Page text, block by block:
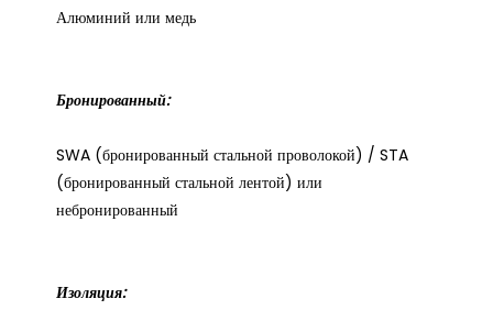
SWA (бронированный стальной проволокой) / STA
(бронированный стальной лентой) или
Изоляция: